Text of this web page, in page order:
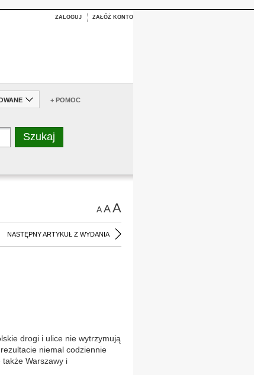
ZALOGUJ ZAŁÓŻ KONTO
+ POMOC
AAA
NASTĘPNY ARTYKUŁ Z WYDANIA
drogi i ulice nie wytrzymują
niemal codziennie
także Warszawy i